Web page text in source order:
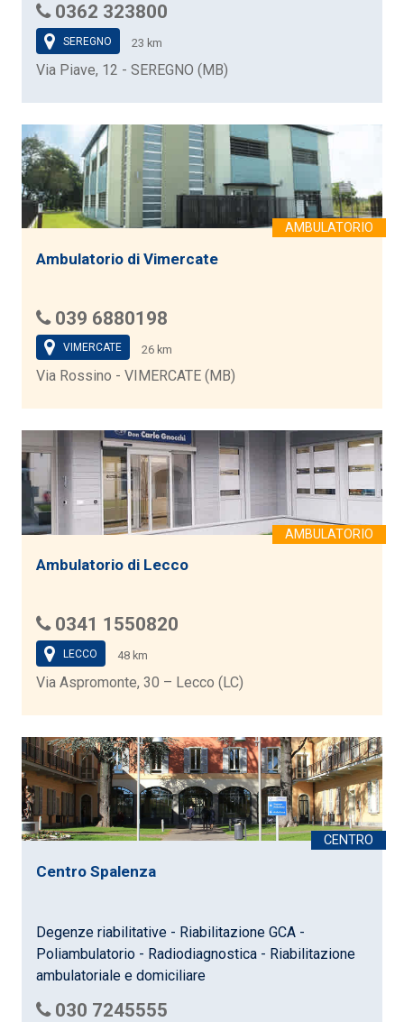
0362 323800
SEREGNO 23 km
Via Piave, 12 - SEREGNO (MB)
Ambulatorio di Vimercate
039 6880198
VIMERCATE 26 km
Via Rossino - VIMERCATE (MB)
Ambulatorio di Lecco
0341 1550820
LECCO 48 km
Via Aspromonte, 30 – Lecco (LC)
Centro Spalenza
Degenze riabilitative - Riabilitazione GCA -
Poliambulatorio - Radiodiagnostica - Riabilitazione
ambulatoriale e domiciliare
030 7245555